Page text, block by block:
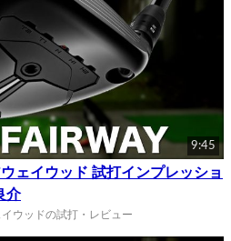
9:45
ェイウッド 試打インプレッショ
介
ウッドの試打・レビュー